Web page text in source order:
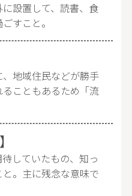
設置して、読書、食
すこと。
地域住民などが勝手
こともあるため「流
していたもの、知っ
。主に残念な意味で